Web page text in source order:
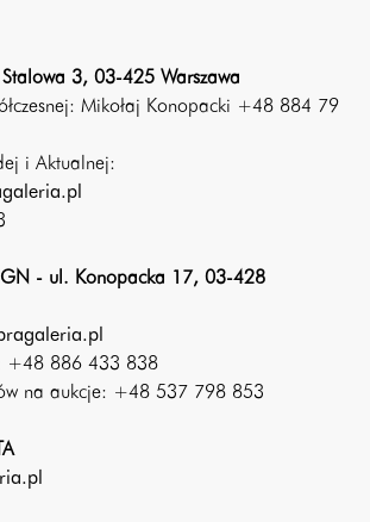
Stalowa 3, 03-425 Warszawa
Mikołaj Konopacki +48 884 79
i Aktualnej:
- ul. Konopacka 17, 03-428
+48 886 433 838
na aukcje: +48 537 798 853